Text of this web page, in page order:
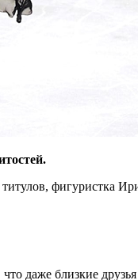
фигуристка
что даже близкие